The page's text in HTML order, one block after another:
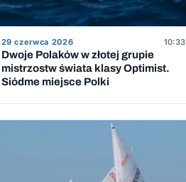
29 czerwca 2026 10:33
Dwoje Polaków w złotej grupie
mistrzostw świata klasy Optimist.
Siódme miejsce Polki